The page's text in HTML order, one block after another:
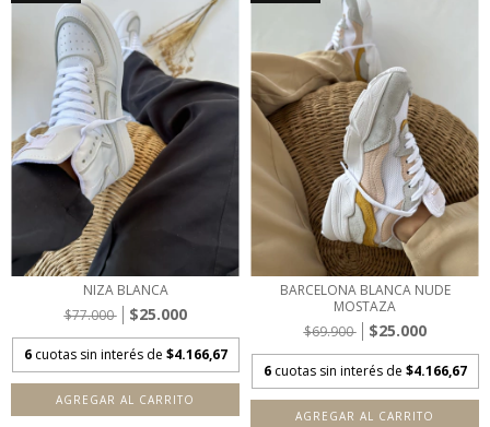
NIZA BLANCA
$77.000
$25.000
6 cuotas sin interés de $4.166,67
AGREGAR AL CARRITO
BARCELONA BLANCA NUDE
MOSTAZA
$69.900
$25.000
6 cuotas sin interés de $4.166,67
AGREGAR AL CARRITO